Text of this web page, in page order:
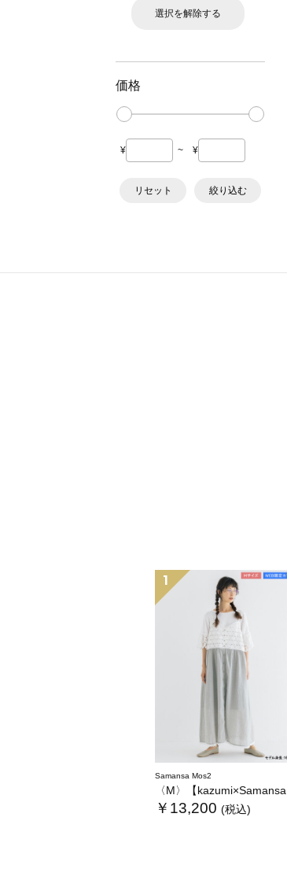
選択を解除する
価格
¥ ~ ¥
リセット 絞り込む
1
Samansa Mos2
〈M〉【kazumi×Samansa Mos2】キャミワンピース《WEB限定カラーあり》
￥13,200 (税込)